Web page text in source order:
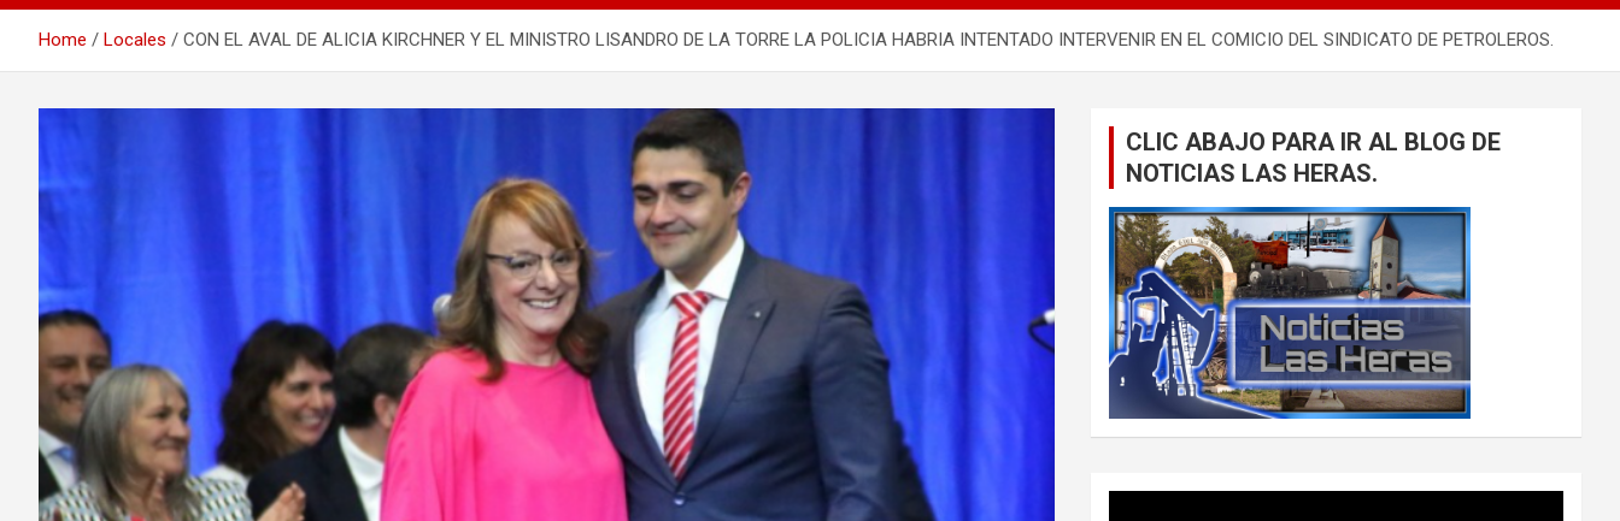
Home Locales CON EL AVAL DE ALICIA KIRCHNER Y EL MINISTRO LISANDRO DE LA TORRE LA POLICIA HABRIA INTENTADO INTERVENIR EN EL COMICIO DEL SINDICATO DE PETROLEROS.
CLIC ABAJO PARA IR AL BLOG DE
NOTICIAS LAS HERAS.